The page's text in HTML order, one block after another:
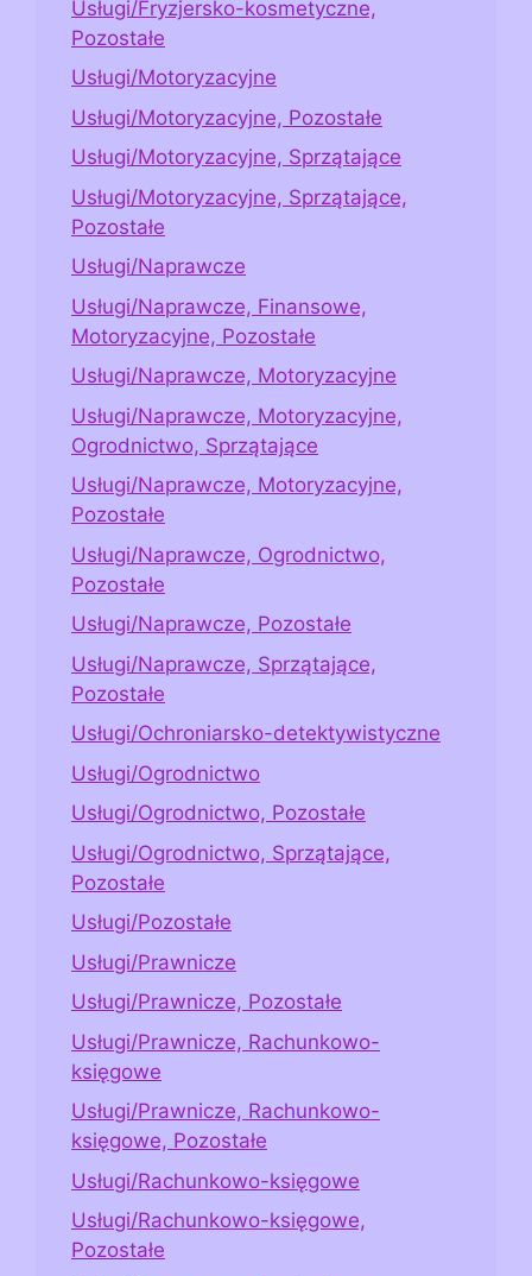
Usługi/Fryzjersko-kosmetyczne,
Pozostałe
Usługi/Motoryzacyjne
Usługi/Motoryzacyjne, Pozostałe
Usługi/Motoryzacyjne, Sprzątające
Usługi/Motoryzacyjne, Sprzątające,
Pozostałe
Usługi/Naprawcze
Usługi/Naprawcze, Finansowe,
Motoryzacyjne, Pozostałe
Usługi/Naprawcze, Motoryzacyjne
Usługi/Naprawcze, Motoryzacyjne,
Ogrodnictwo, Sprzątające
Usługi/Naprawcze, Motoryzacyjne,
Pozostałe
Usługi/Naprawcze, Ogrodnictwo,
Pozostałe
Usługi/Naprawcze, Pozostałe
Usługi/Naprawcze, Sprzątające,
Pozostałe
Usługi/Ochroniarsko-detektywistyczne
Usługi/Ogrodnictwo
Usługi/Ogrodnictwo, Pozostałe
Usługi/Ogrodnictwo, Sprzątające,
Pozostałe
Usługi/Pozostałe
Usługi/Prawnicze
Usługi/Prawnicze, Pozostałe
Usługi/Prawnicze, Rachunkowo-
księgowe
Usługi/Prawnicze, Rachunkowo-
księgowe, Pozostałe
Usługi/Rachunkowo-księgowe
Usługi/Rachunkowo-księgowe,
Pozostałe